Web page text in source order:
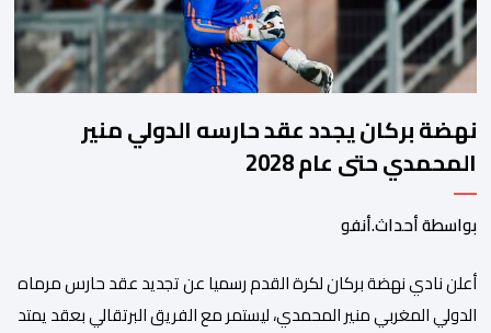
نهضة بركان يجدد عقد حارسه الدولي منير
المحمدي حتى عام 2028
بواسطة أحداث.أنفو
​أعلن نادي نهضة بركان لكرة القدم رسميا عن تجديد عقد حارس مرماه
الدولي المغربي منير المحمدي، ليستمر مع الفريق البرتقالي بعقد يمتد